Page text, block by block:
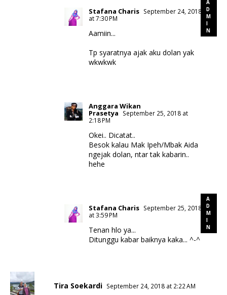
Stafana Charis September 24, 2018
at 7:30 PM
Aamiin...
Tp syaratnya ajak aku dolan yak
wkwkwk
Anggara Wikan
Prasetya
September 25, 2018 at
2:18 PM
Okei.. Dicatat..
Besok kalau Mak Ipeh/Mbak Aida
ngejak dolan, ntar tak kabarin..
hehe
Stafana Charis September 25, 2018
at 3:59 PM
Tenan hlo ya...
Ditunggu kabar baiknya kaka... ^-^
Tira Soekardi September 24, 2018 at 2:22 AM